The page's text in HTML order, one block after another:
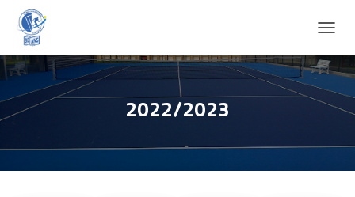
É
P
I
L
N
2022/2023